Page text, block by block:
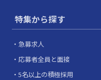
特集から探す
急募求人
応募者全員と面接
5名以上の積極採用